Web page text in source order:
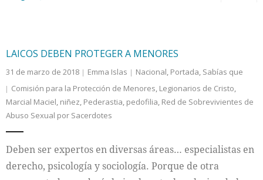
Nacional
Colaboradores
Cultura
LAICOS DEBEN PROTEGER A MENORES
31 de marzo de 2018 Emma Islas Nacional, Portada, Sabías que
Comisión para la Protección de Menores, Legionarios de Cristo,
Marcial Maciel, niñez, Pederastia, pedofilia, Red de Sobrevivientes de
Abuso Sexual por Sacerdotes
Deben ser expertos en diversas áreas… especialistas en
derecho, psicología y sociología. Porque de otra